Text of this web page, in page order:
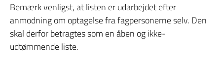
Bemærk venligst, at listen er udarbejdet efter
anmodning om optagelse fra fagpersonerne selv. Den
skal derfor betragtes som en åben og ikke-
udtømmende liste.